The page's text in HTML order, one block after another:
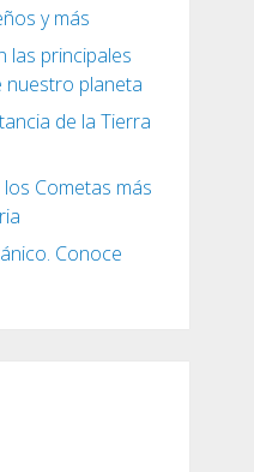
y más
las principales
nuestro planeta
de la Tierra
Cometas más
Conoce